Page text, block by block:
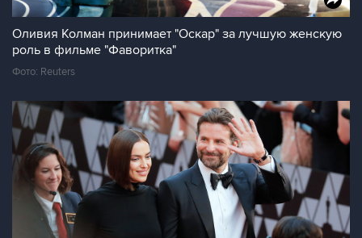
Оливия Колман принимает "Оскар" за лучшую женскую
роль в фильме "Фаворитка"
Фото: Reuters